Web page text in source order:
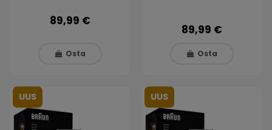
89,99 €
Osta
89,99 €
Osta
UUS UUS